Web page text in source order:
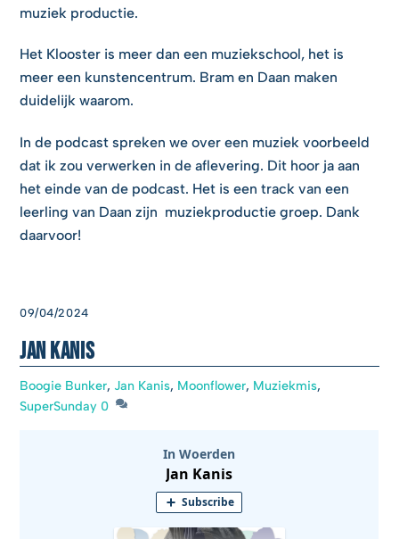
muziek productie.
Het Klooster is meer dan een muziekschool, het is
meer een kunstencentrum. Bram en Daan maken
duidelijk waarom.
In de podcast spreken we over een muziek voorbeeld
dat ik zou verwerken in de aflevering. Dit hoor ja aan
het einde van de podcast. Het is een track van een
leerling van Daan zijn muziekproductie groep. Dank
daarvoor!
09/04/2024
Jan Kanis
Boogie Bunker, Jan Kanis, Moonflower, Muziekmis,
SuperSunday 0